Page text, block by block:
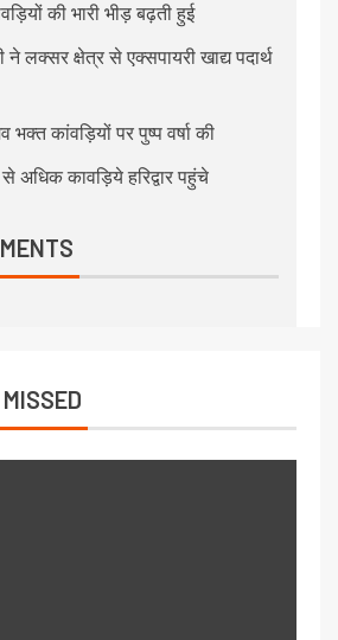
की भारी भीड़ बढ़ती हुई
ने लक्सर क्षेत्र से एक्सपायरी खाद्य पदार्थ
भक्त कांवड़ियों पर पुष्प वर्षा की
अधिक कावड़िये हरिद्वार पहुंचे